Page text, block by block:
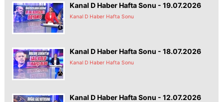
Kanal D Haber Hafta Sonu - 19.07.2026
Kanal D Haber Hafta Sonu
Kanal D Haber Hafta Sonu - 18.07.2026
Kanal D Haber Hafta Sonu
Kanal D Haber Hafta Sonu - 12.07.2026